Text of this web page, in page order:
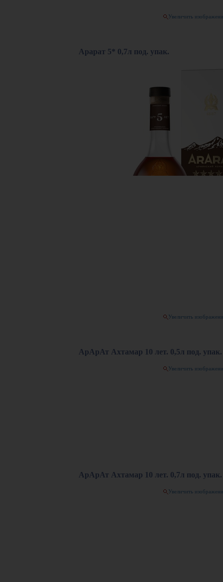
Увеличить
Арарат 5* 0,7л под. упак.
Увеличить
АрАрАт Ахтамар 10 лет. 0,5л под. упак.
Увеличить
АрАрАт Ахтамар 10 лет. 0,7л под. упак.
Увеличить